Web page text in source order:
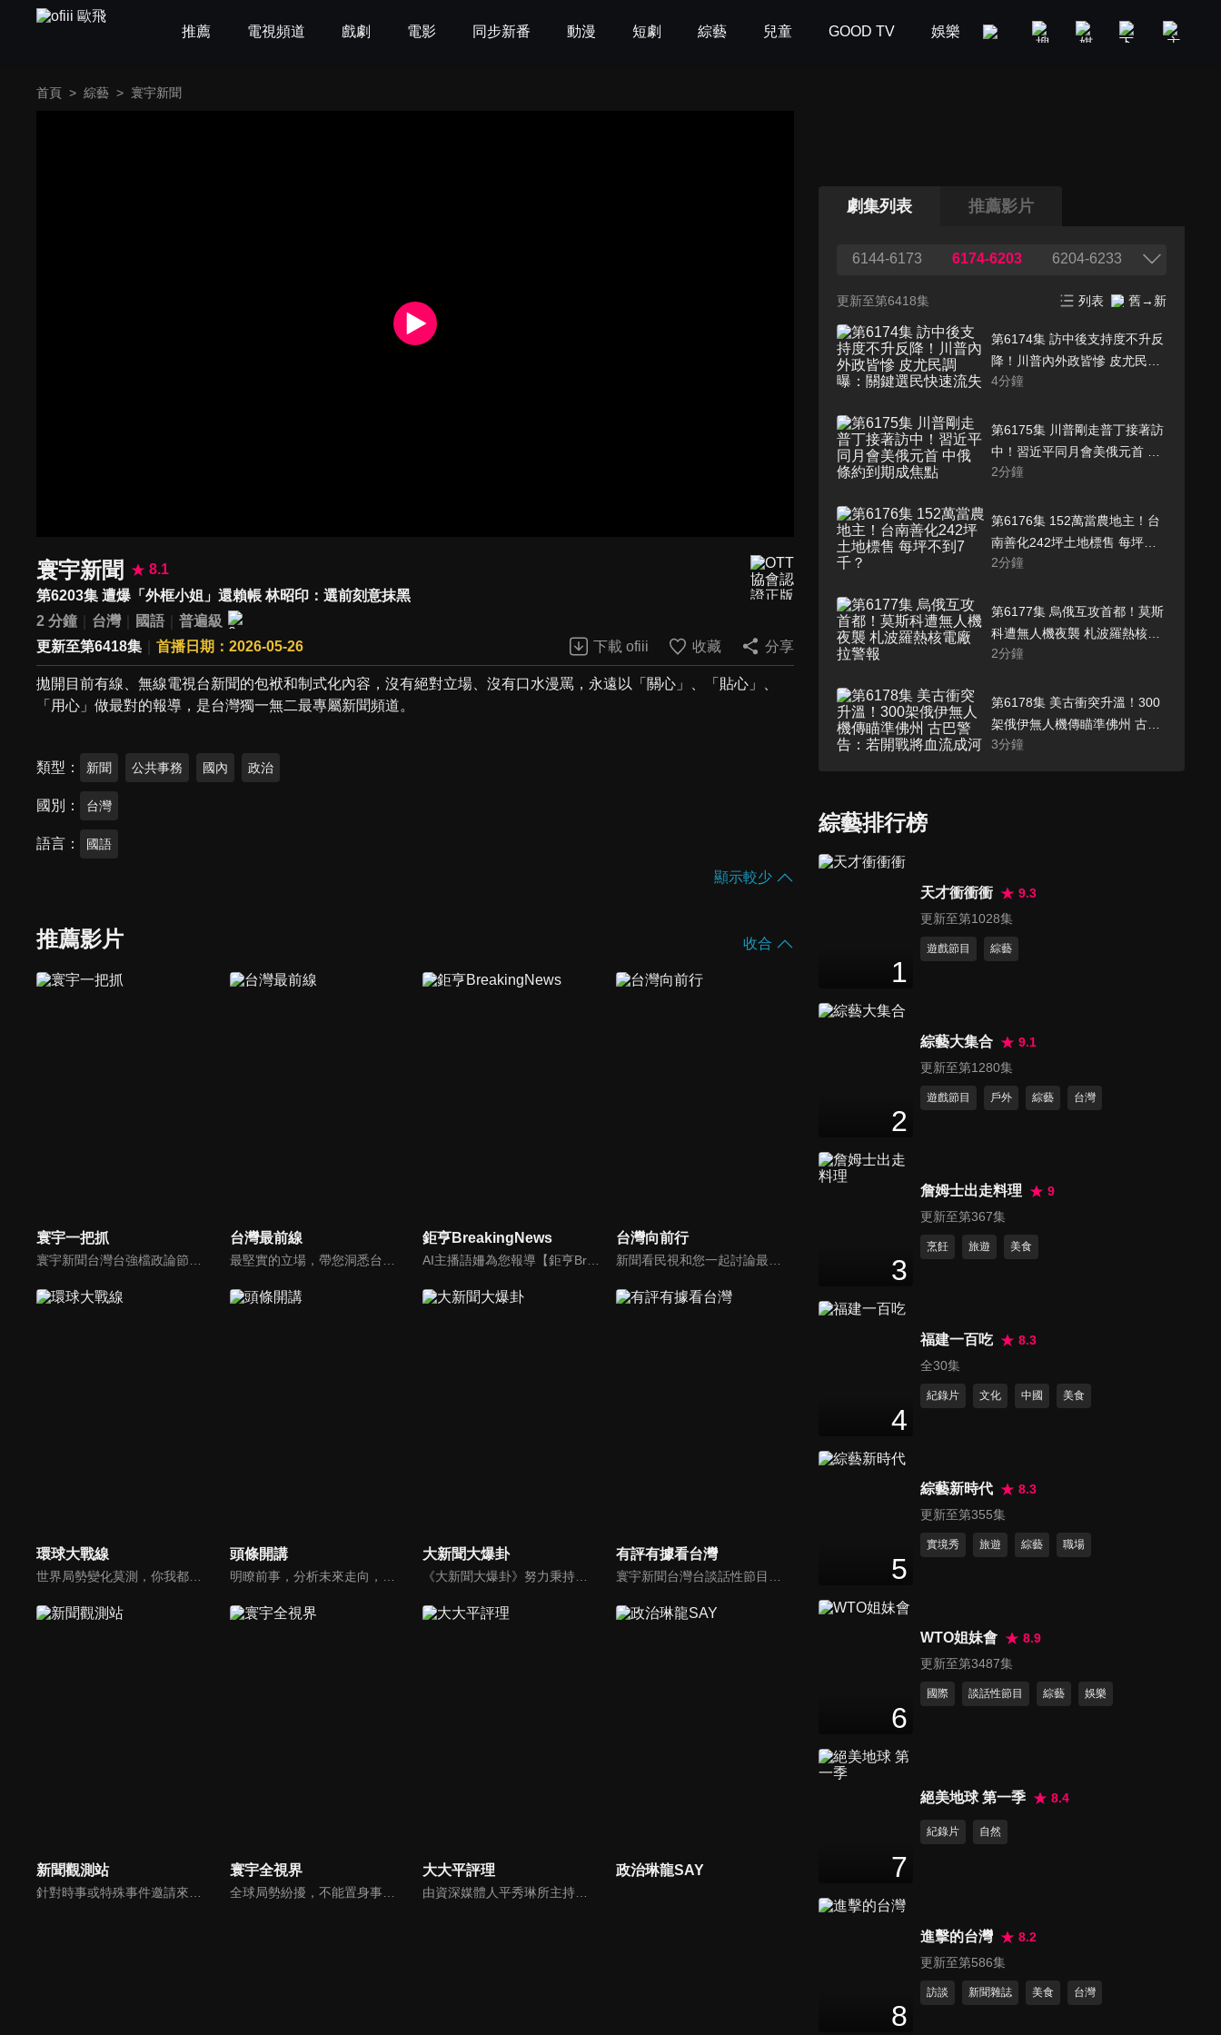
推薦 電視頻道 戲劇 電影 同步新番 動漫 短劇 綜藝 兒童 GOOD TV 娛樂 美食旅遊 新聞政論
首頁 > 綜藝 > 寰宇新聞
寰宇新聞
8.1
第6203集 遭爆「外框小姐」還賴帳 林昭印：選前刻意抹黑
2 分鐘
台灣 國語
普遍級
更新至第6418集
首播日期：2026-05-26 下載 ofiii 收藏 分享
拋開目前有線、無線電視台新聞的包袱和制式化內容，沒有絕對立場、沒有口水漫罵，永遠以「關心」、「貼心」、
「用心」做最對的報導，是台灣獨一無二最專屬新聞頻道。
類型 新聞 公共事務 國內 政治
國別 台灣
語言 國語
顯示較少
推薦影片 收合
寰宇一把抓 台灣最前線 鉅亨BreakingNews 台灣向前行
環球大戰線 頭條開講 大新聞大爆卦 有評有據看台灣
新聞觀測站
針對時事或特殊事件邀請來賓進行深度探討，或專訪各領域傑出人士。
寰宇全視界
全球局勢紛擾，不能置身事外！主播任明玥主持，嶄新一季《寰宇全視界2.0》，集結各領域重磅嘉賓，犀利評論、深度視角，帶您洞悉世界局勢脈絡，開拓兩岸和國際新視野，《寰宇全視界2.0》，帶給您最具含金量的觀點。
大大平評理
由資深媒體人平秀琳所主持的時事討論節目，針對大眾關心的議題，邀請關鍵人物或意見領袖上節目，從各種角度深入剖析，並藉由多人的觀點交流，讓新聞事件的真相掏深一點，幫助觀眾了解當下最熱門的新聞議題，期使本節目成為台灣理性討論時事的典範。
政治琳龍SAY
劇集列表 推薦影片
6144-6173 6174-6203 6204-6233
更新至第6418集 列表 舊→新
第6174集 訪中後支持度不升反
降！川普內外政皆慘 皮尤民調
曝：關鍵選民快速流失
4分鐘
第6175集 川普剛走普丁接著訪
中！習近平同月會美俄元首 中
俄條約到期成焦點
2分鐘
第6176集 152萬當農地主！台
南善化242坪土地標售 每坪不
到7千？
2分鐘
第6177集 烏俄互攻首都！莫斯
科遭無人機夜襲 札波羅熱核電
廠拉警報
2分鐘
第6178集 美古衝突升溫！300
架俄伊無人機傳瞄準佛州 古巴
警告：若開戰將血流成河
3分鐘
第6180集 美俄元首接力造訪中
2分鐘
第6182集 美伊險開戰！川普：
2 分鐘
國界」計畫
3分鐘
第6184集 普丁訪中重量級使團
第6185集 七股魚塭鋪碎磚觸
第6187集 傳習近平最快下周訪
北韓！中朝同盟關係再受關注
院表示「最快明年上路」
第6189集 川普政府加大施壓古
第6190集 武漢推出家事機器人
2分鐘
第6192集 全球唯一野生白色貓
熊曝光 已成年獨立巡山
綜藝排行榜
1
天才衝衝衝
9.3
更新至第1028集
遊戲節目 綜藝
2
綜藝大集合
9.1
更新至第1280集
遊戲節目 戶外 綜藝 台灣
3
詹姆士出走料理
9
更新至第367集
烹飪 旅遊 美食
4
福建一百吃
8.3
全30集
紀錄片 文化 中國 美食
5
綜藝新時代
8.3
更新至第355集
實境秀 旅遊 綜藝 職場
6
WTO姐妹會
8.9
更新至第3487集
國際 談話性節目 綜藝 娛樂
7
絕美地球 第一季 8.4
紀錄片 自然
8
進擊的台灣
8.2
更新至第586集
訪談 新聞雜誌 美食 台灣